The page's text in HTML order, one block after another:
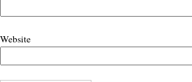
Website